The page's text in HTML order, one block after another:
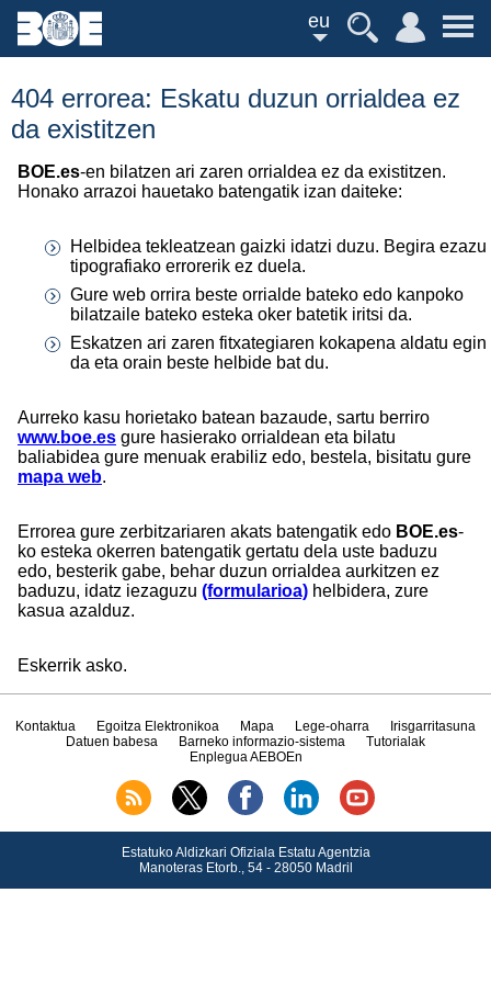
eu
404 errorea: Eskatu duzun orrialdea ez
da existitzen
BOE.es-en bilatzen ari zaren orrialdea ez da existitzen.
Honako arrazoi hauetako batengatik izan daiteke:
Helbidea tekleatzean gaizki idatzi duzu. Begira ezazu
tipografiako errorerik ez duela.
Gure web orrira beste orrialde bateko edo kanpoko
bilatzaile bateko esteka oker batetik iritsi da.
Eskatzen ari zaren fitxategiaren kokapena aldatu egin
da eta orain beste helbide bat du.
Aurreko kasu horietako batean bazaude, sartu berriro
www.boe.es gure hasierako orrialdean eta bilatu
baliabidea gure menuak erabiliz edo, bestela, bisitatu gure
mapa web.
Errorea gure zerbitzariaren akats batengatik edo BOE.es-
ko esteka okerren batengatik gertatu dela uste baduzu
edo, besterik gabe, behar duzun orrialdea aurkitzen ez
baduzu, idatz iezaguzu (formularioa) helbidera, zure
kasua azalduz.
Eskerrik asko.
Kontaktua Egoitza Elektronikoa Mapa Lege-oharra
Irisgarritasuna
Datuen babesa
Barneko informazio-sistema
Tutorialak
Enplegua AEBOEn
Estatuko Aldizkari Ofiziala Estatu Agentzia
Manoteras Etorb., 54 - 28050 Madril